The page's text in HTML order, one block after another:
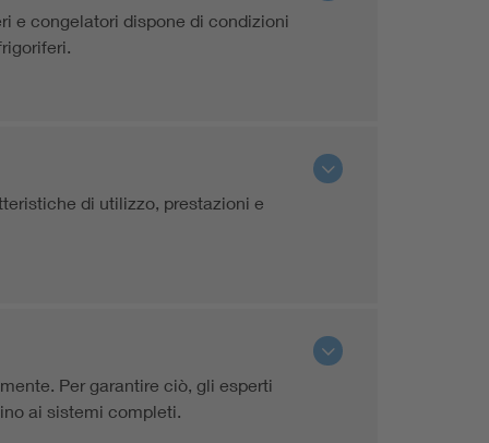
e congelatori dispone di condizioni
di utilizzo, prestazioni e
Per garantire ciò, gli esperti
ai sistemi completi.